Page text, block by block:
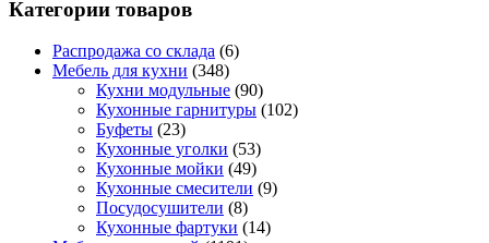
Категории товаров
Распродажа со склада (6)
Мебель для кухни (348)
Кухни модульные (90)
Кухонные гарнитуры (102)
Буфеты (23)
Кухонные уголки (53)
Кухонные мойки (49)
Кухонные смесители (9)
Посудосушители (8)
Кухонные фартуки (14)